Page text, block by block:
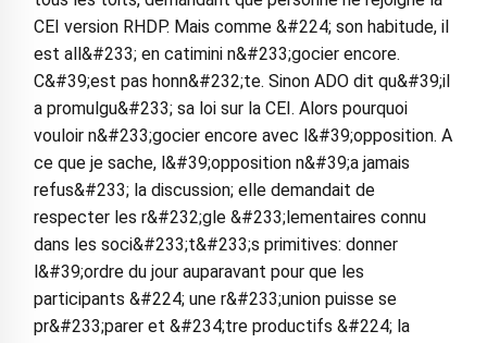
CEI version RHDP. Mais comme &#224; son habitude, il
est all&#233; en catimini n&#233;gocier encore.
C&#39;est pas honn&#232;te. Sinon ADO dit qu&#39;il
a promulgu&#233; sa loi sur la CEI. Alors pourquoi
vouloir n&#233;gocier encore avec l&#39;opposition. A
ce que je sache, l&#39;opposition n&#39;a jamais
refus&#233; la discussion; elle demandait de
respecter les r&#232;gle &#233;lementaires connu
dans les soci&#233;t&#233;s primitives: donner
l&#39;ordre du jour auparavant pour que les
participants &#224; une r&#233;union puisse se
pr&#233;parer et &#234;tre productifs &#224; la